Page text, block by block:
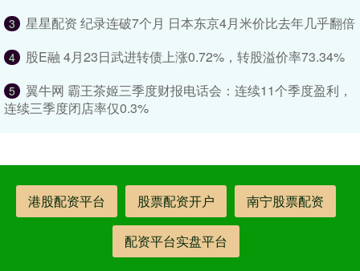
3 星星配资 纪录连破7个月 日本东京4月米价比去年几乎翻倍
4 股E融 4月23日武进转债上涨0.72%，转股溢价率73.34%
5
翼牛网 霸王茶姬三季度财报电话会：连续11个季度盈利，
连续三季度闭店率仅0.3%
港股配资平台 股票配资开户 南宁股票配资
配资平台实盘平台